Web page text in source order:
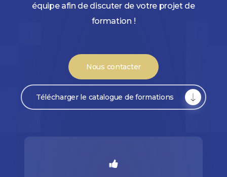
équipe afin de discuter de votre projet de
formation !
Nous contacter
Télécharger le catalogue de formations